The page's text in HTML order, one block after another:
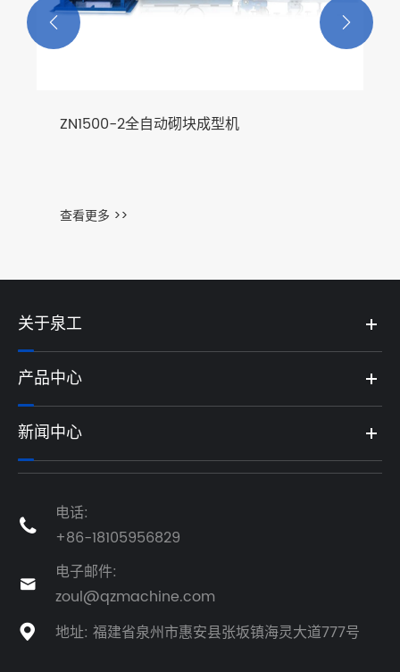
ZN1500-2全自动砌块成型机
查看更多 >>
 
关于泉工
产品中心
新闻中心

电话:
+86-18105956829

电子邮件:
zoul@qzmachine.com
 地址: 福建省泉州市惠安县张坂镇海灵大道777号